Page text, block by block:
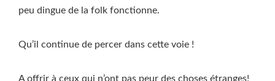
peu dingue de la folk fonctionne.
Qu’il continue de percer dans cette voie !
A offrir à ceux qui n’ont pas peur des choses étranges!